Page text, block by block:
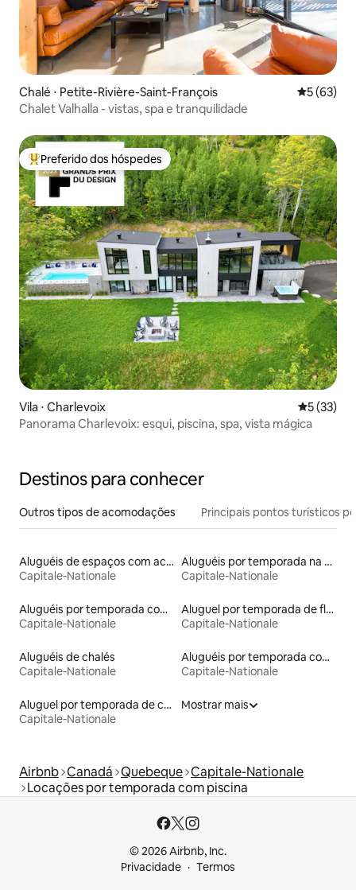
Chalé ⋅ Petite-Rivière-Saint-François 5 de uma
5 (63)
Chalet Valhalla - vistas, spa e tranquilidade
Entre os melhores preferidos dos hóspedes
Preferido dos hóspedes
Vila ⋅ Charlevoix 5 de uma
5 (33)
Panorama Charlevoix: esqui, piscina, spa, vista mágica
Destinos para conhecer
Outros tipos de acomodações Principais pontos turísticos
Aluguéis de espaços com acesso direto a pistas de esqui
Capitale-Nationale
Aluguéis por temporada na orla
Capitale-Nationale
Aluguéis por temporada com acesso à praia
Capitale-Nationale
Aluguel por temporada de flats
Capitale-Nationale
Aluguéis de chalés
Capitale-Nationale
Aluguéis por temporada com cama de altura acessível
Capitale-Nationale
Aluguel por temporada de casas de hóspedes
Capitale-Nationale
Mostrar mais
Airbnb Canadá Quebeque Capitale-Nationale
Locações por temporada com piscina
© 2026 Airbnb, Inc.
Privacidade
Termos